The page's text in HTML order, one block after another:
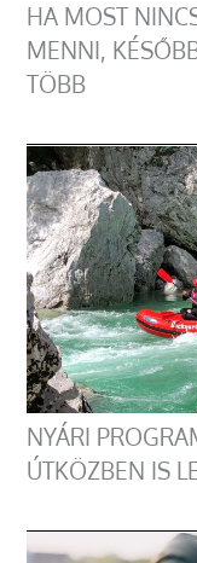
HA MOST
MENNI,
TÖBB
NYÁRI
ÚTKÖZBEN IS